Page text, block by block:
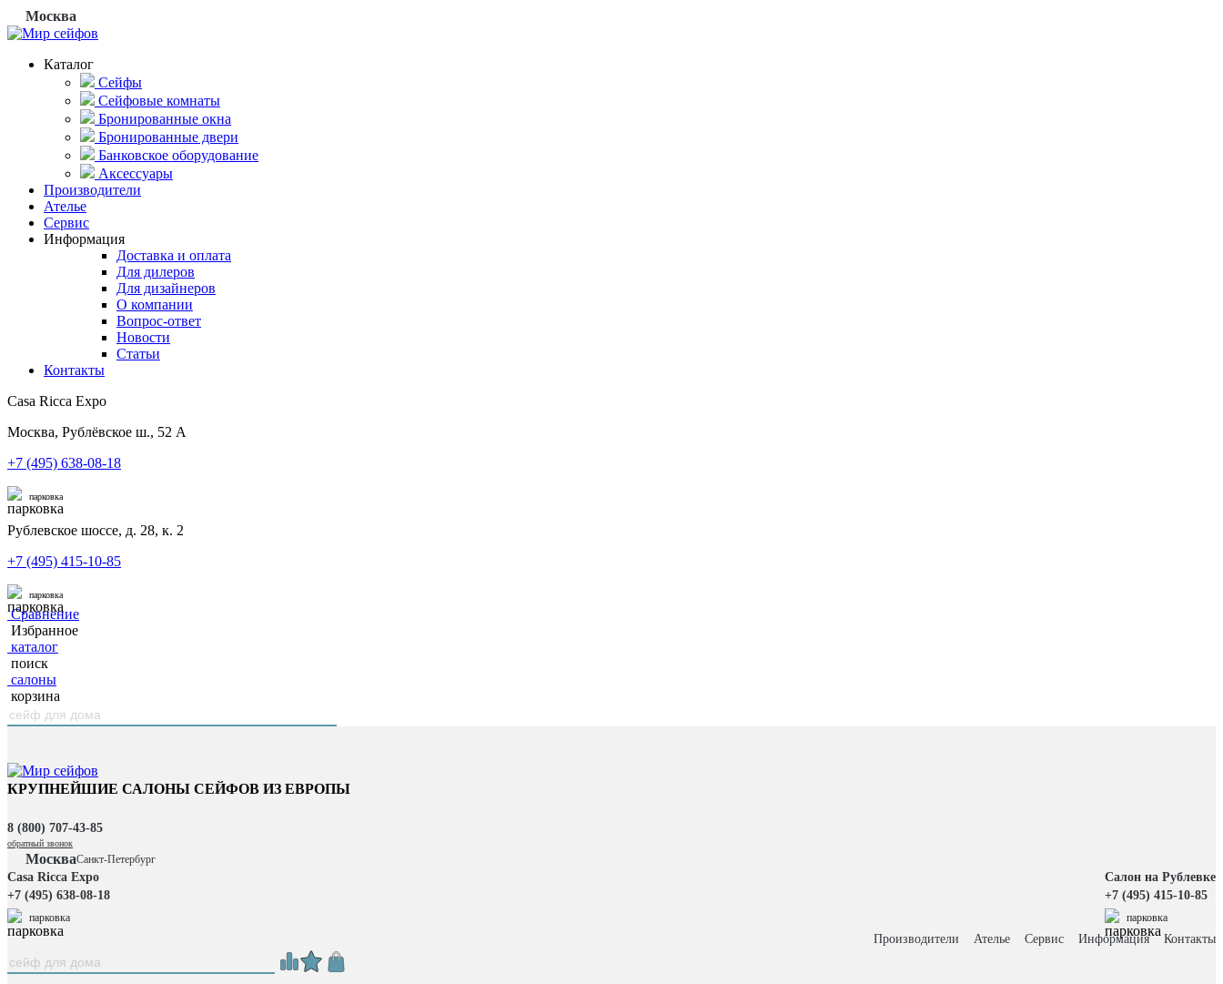
Москва
Каталог
Сейфы
Сейфовые комнаты
Бронированные окна
Бронированные двери
Банковское оборудование
Аксессуары
Производители
Ателье
Сервис
Информация
Доставка и оплата
Для дилеров
Для дизайнеров
О компании
Вопрос-ответ
Новости
Статьи
Контакты
Casa Ricca Expo
Москва, Рублёвское ш., 52 А
+7 (495) 638-08-18
парковка
Рублевское шоссе, д. 28, к. 2
+7 (495) 415-10-85
парковка
Сравнение
Избранное
каталог
поиск
салоны
корзина
КРУПНЕЙШИЕ САЛОНЫ СЕЙФОВ ИЗ ЕВРОПЫ
8 (800) 707-43-85
обратный звонок
МоскваСанкт-Петербург
Casa Ricca Expo
+7 (495) 638-08-18
парковка
Салон на Рублевке
+7 (495) 415-10-85
парковка
Производители Ателье Сервис Информация Контакты